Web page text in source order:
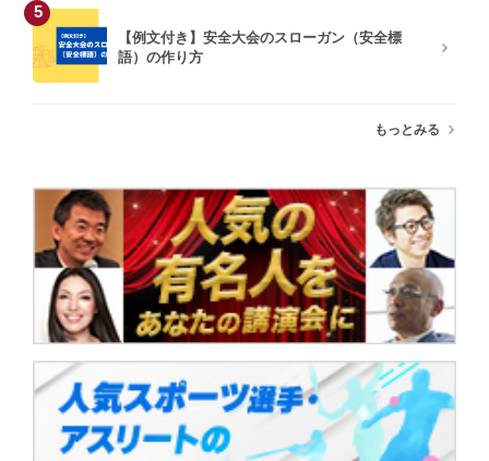
5
【例文付き】安全大会のスローガン（安全標
語）の作り方
もっとみる